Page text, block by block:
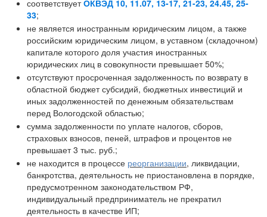
соответствуетОКВЭД 10, 11.07, 13-17, 21-23, 24.45, 25-
33;
не является иностранным юридическим лицом, а также
российским юридическим лицом, в уставном (складочном)
капитале которого доля участия иностранных
юридических лиц в совокупности превышает 50%;
отсутствуют просроченная задолженность по возврату в
областной бюджет субсидий, бюджетных инвестиций и
иных задолженностей по денежным обязательствам
перед Вологодской областью;
сумма задолженности по уплате налогов, сборов,
страховых взносов, пеней, штрафов и процентов не
превышает 3 тыс. руб.;
не находится в процессе реорганизации, ликвидации,
банкротства, деятельность не приостановлена в порядке,
предусмотренном законодательством РФ,
индивидуальный предприниматель не прекратил
деятельность в качестве ИП;